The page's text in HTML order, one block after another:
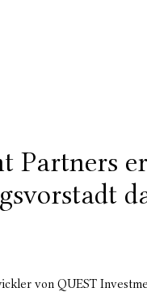
Partners
von QUEST